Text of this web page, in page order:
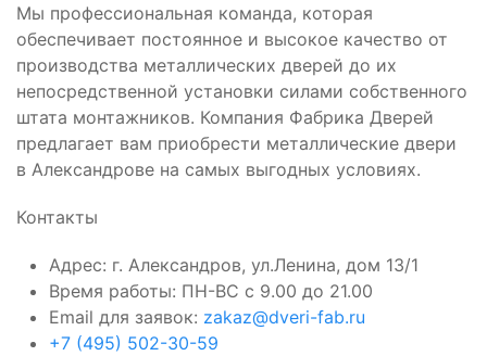
Мы профессиональная команда, которая
обеспечивает постоянное и высокое качество от
производства металлических дверей до их
непосредственной установки силами собственного
штата монтажников. Компания Фабрика Дверей
предлагает вам приобрести металлические двери
в Александрове на самых выгодных условиях.
Контакты
Адрес: г. Александров, ул.Ленина, дом 13/1
Время работы: ПН-ВС с 9.00 до 21.00
Email для заявок: zakaz@dveri-fab.ru
+7 (495) 502-30-59